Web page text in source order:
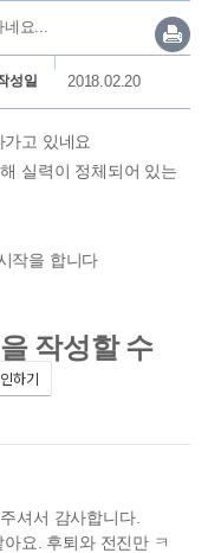
네요...
성일 2018.02.20
고 있네요
실력이 정체되어 있는
작을 합니다